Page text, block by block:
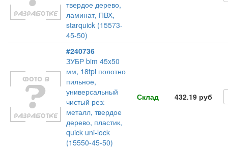
твердое дерево,
ламинат, ПВХ,
starquick (15573-
45-50)
#240736
ЗУБР bim 45x50
мм, 18tpi полотно
пильное,
универсальный
чистый рез:
металл, твердое
дерево, пластик,
quick uni-lock
(15550-45-50)
Склад 432.19 руб